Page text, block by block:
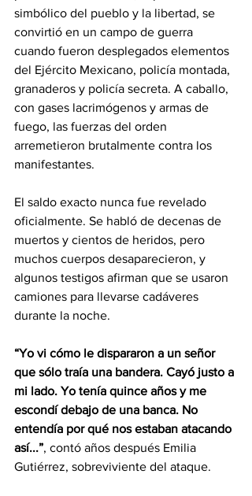
simbólico del pueblo y la libertad, se
convirtió en un campo de guerra
cuando fueron desplegados elementos
del Ejército Mexicano, policía montada,
granaderos y policía secreta. A caballo,
con gases lacrimógenos y armas de
fuego, las fuerzas del orden
arremetieron brutalmente contra los
manifestantes.
El saldo exacto nunca fue revelado
oficialmente. Se habló de decenas de
muertos y cientos de heridos, pero
muchos cuerpos desaparecieron, y
algunos testigos afirman que se usaron
camiones para llevarse cadáveres
durante la noche.
“Yo vi cómo le dispararon a un señor
que sólo traía una bandera. Cayó justo a
mi lado. Yo tenía quince años y me
escondí debajo de una banca. No
entendía por qué nos estaban atacando
así...”, contó años después Emilia
Gutiérrez, sobreviviente del ataque.